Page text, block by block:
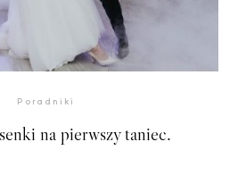
Poradniki
na pierwszy taniec.